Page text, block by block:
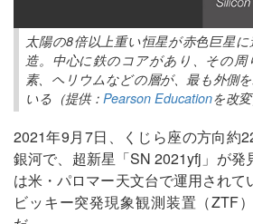
太陽の8倍以上重い恒星が赤色巨星
造。中心に鉄のコアがあり、その
素、ヘリウムなどの層が、最も外側
いる（提供：Pearson Educationを改変
2021年9月7日、くじら座の方向約
銀河で、超新星「SN 2021yfj」が発
は米・パロマー天文台で運用されて
ビッキー突発現象観測装置（ZTF